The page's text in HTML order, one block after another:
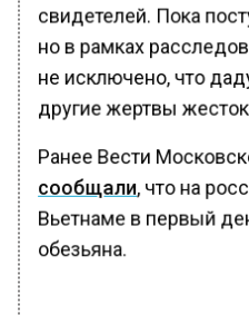
свидетелей. Пока
но в рамках
не исключено, что
другие жертвы
Ранее Вести
сообщали, что на
Вьетнаме в первый
обезьяна.